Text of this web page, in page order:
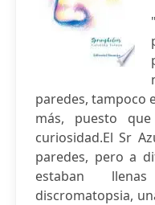
paredes, tampoco
más, puesto
curiosidad.El Sr
paredes, pero a
estaban
discromatopsia,